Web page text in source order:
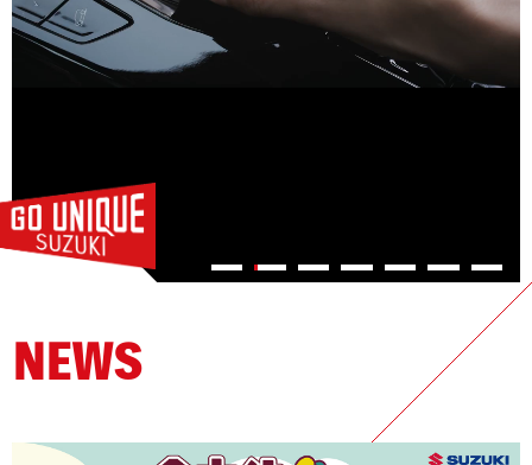
THE NEW Jimny
NT$849,000起
VITARA
NT$1,040,000起
S-CROSS
NT$980,000起 NT$499,000起
購車幫手
據點資訊
NEWS